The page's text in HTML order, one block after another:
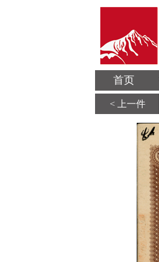
首页
< 上一件